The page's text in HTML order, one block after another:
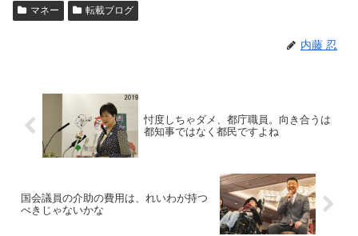
マネー 転載ブログ
内藤 忍
忖度しちゃダメ、都庁職員。向き合うは
都知事ではなく都民ですよね
国会議員の介助の費用は、れいわが持つ
べきじゃないかな